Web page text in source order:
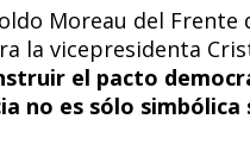
Moreau del Frente
la vicepresidenta
el pacto
no es sólo simbólica